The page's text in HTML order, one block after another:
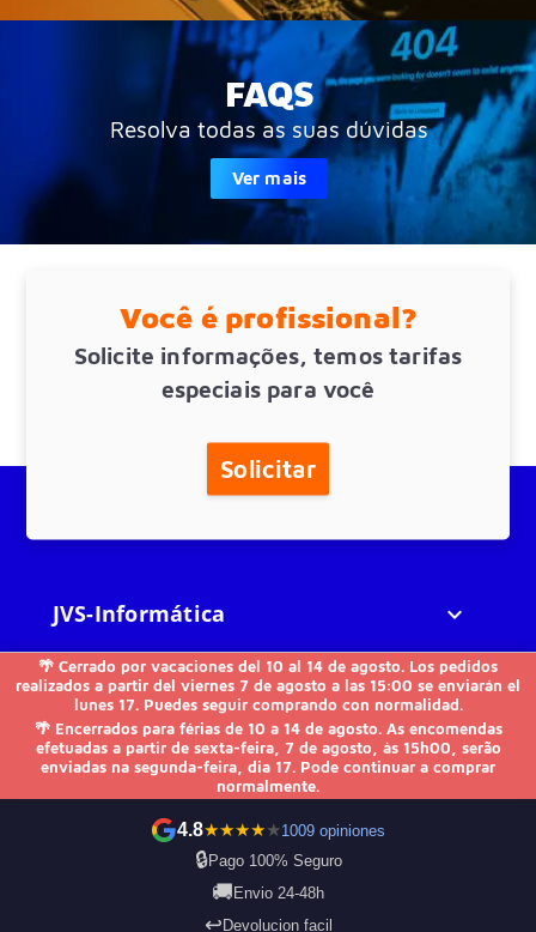
🌴 Cerrado por vacaciones del 10 al 14 de agosto. Los pedidos
realizados a partir del viernes 7 de agosto a las 15:00 se enviarán el
lunes 17. Puedes seguir comprando con normalidad.
🌴 Encerrados para férias de 10 a 14 de agosto. As encomendas
efetuadas a partir de sexta-feira, 7 de agosto, às 15h00, serão
enviadas na segunda-feira, dia 17. Pode continuar a comprar
normalmente.
4.8★★★★★1009 opiniones
🔒Pago 100% Seguro
🚚 Envio 24-48h
↩️ Devolucion facil
FAQS
Resolva todas as suas dúvidas
Ver mais
Você é profissional?
Solicite informações, temos tarifas
especiais para você
Solicitar
JVS-Informática 
FAQs 
Outros 
Contacte-nos